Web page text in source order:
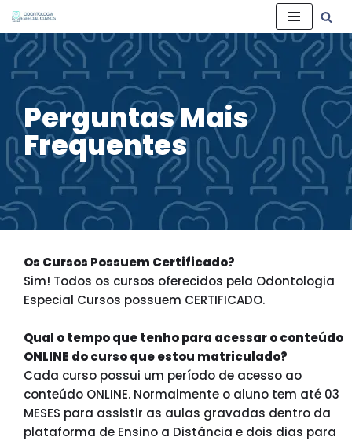
Pular
para
o
conteúdo
Perguntas Mais
Frequentes
Os Cursos Possuem Certificado?
Sim! Todos os cursos oferecidos pela Odontologia
Especial Cursos possuem CERTIFICADO.
Qual o tempo que tenho para acessar o conteúdo
ONLINE do curso que estou matriculado?
Cada curso possui um período de acesso ao
conteúdo ONLINE. Normalmente o aluno tem até 03
MESES para assistir as aulas gravadas dentro da
plataforma de Ensino a Distância e dois dias para